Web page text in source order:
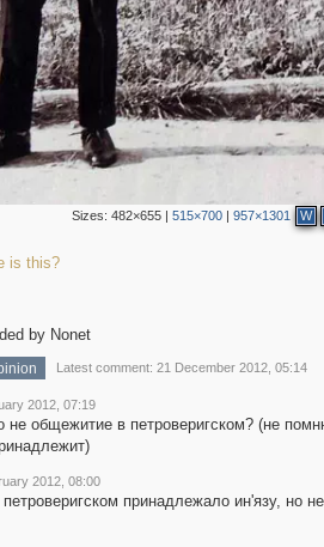
Sizes:482×655 |515×700 |957×1301 W
is this?
by Nonet
Latest comment: 21 December 2012, 05:14
2012, 07:19
не общежитие в петроверигском? (не
2012, 08:00
принадлежало ин'язу, но